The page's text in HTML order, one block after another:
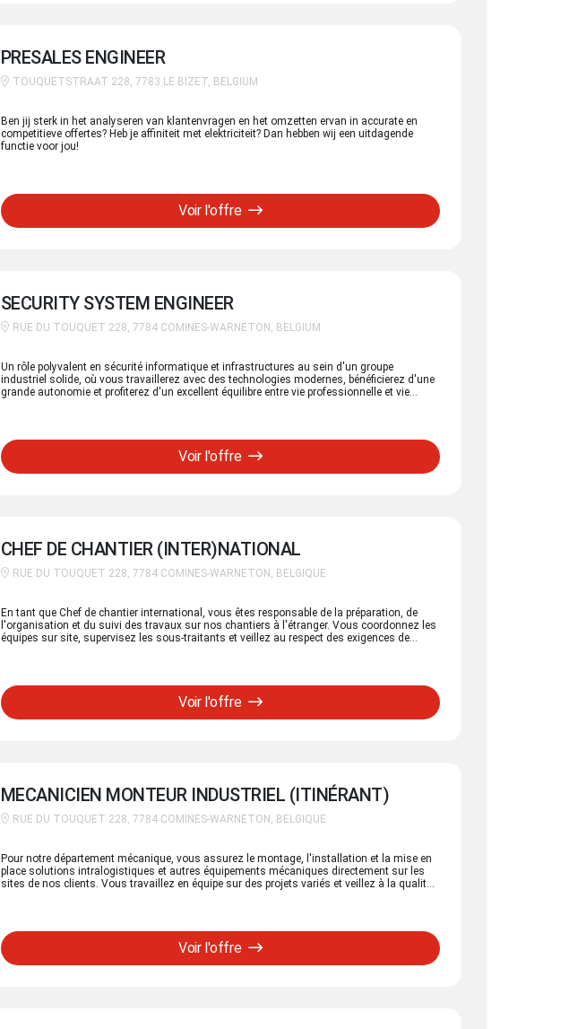
PRESALES ENGINEER
TOUQUETSTRAAT 228, 7783 LE BIZET, BELGIUM
Ben jij sterk in het analyseren van klantenvragen en het omzetten ervan in accurate en
competitieve offertes? Heb je affiniteit met elektriciteit? Dan hebben wij een uitdagende
functie voor jou!
Voir l'offre
SECURITY SYSTEM ENGINEER
RUE DU TOUQUET 228, 7784 COMINES-WARNETON, BELGIUM
Un rôle polyvalent en sécurité informatique et infrastructures au sein d'un groupe
industriel solide, où vous travaillerez avec des technologies modernes, bénéficierez d'une
grande autonomie et profiterez d'un excellent équilibre entre vie professionnelle et vie
des réseaux et des technologies cloud. Vous contribuez activement à l'exploitation et à
l'évolution d'un environnement informatique hybride moderne (on-premises & Microsoft
Azure) et participez au développement d'une infrastructure performante, sécurisée et
Voir l'offre
CHEF DE CHANTIER (INTER)NATIONAL
RUE DU TOUQUET 228, 7784 COMINES-WARNETON, BELGIQUE
En tant que Chef de chantier international, vous êtes responsable de la préparation, de
l'organisation et du suivi des travaux sur nos chantiers à l'étranger. Vous coordonnez les
équipes sur site, supervisez les sous-traitants et veillez au respect des exigences de
Voir l'offre
MECANICIEN MONTEUR INDUSTRIEL (ITINÉRANT)
RUE DU TOUQUET 228, 7784 COMINES-WARNETON, BELGIQUE
Pour notre département mécanique, vous assurez le montage, l'installation et la mise en
place solutions intralogistiques et autres équipements mécaniques directement sur les
sites de nos clients. Vous travaillez en équipe sur des projets variés et veillez à la qualité,
Voir l'offre